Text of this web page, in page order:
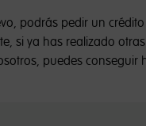
podrás pedir un
si ya has realizado otras
puedes conseguir